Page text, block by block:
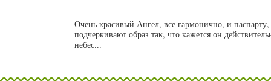
Очень красивый Ангел, все гармонично, и паспарту,
подчеркивают образ так, что кажется он
небес...